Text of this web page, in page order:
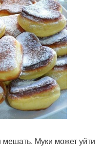
мешать. Муки может уйти